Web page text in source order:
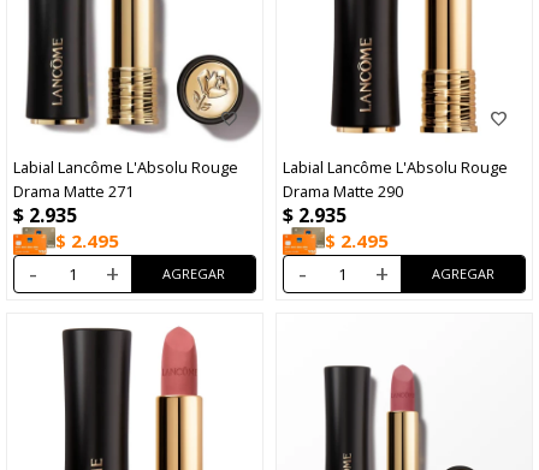
Labial Lancôme L'Absolu Rouge
Drama Matte 271
$ 2.935
$ 2.495
- +
Labial Lancôme L'Absolu Rouge
Drama Matte 290
$ 2.935
$ 2.495
- +